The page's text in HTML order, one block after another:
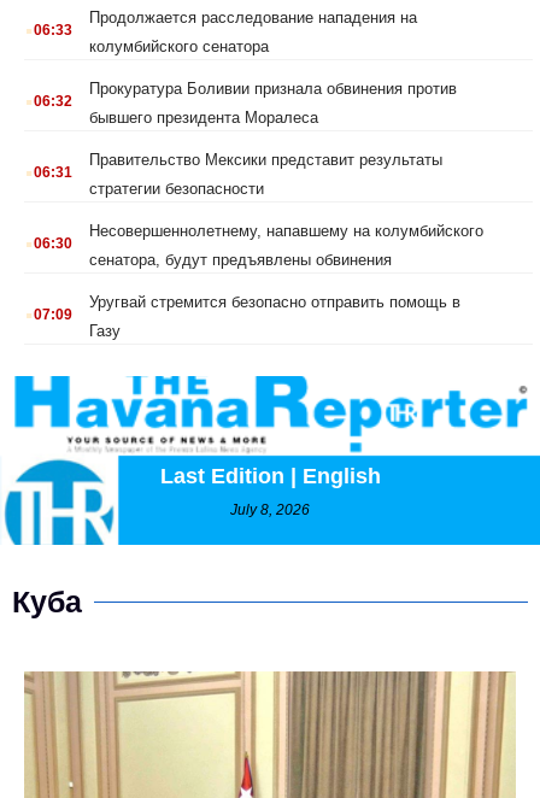
.06:33
Продолжается расследование нападения на
колумбийского сенатора
.06:32
Прокуратура Боливии признала обвинения против
бывшего президента Моралеса
.06:31
Правительство Мексики представит результаты
стратегии безопасности
.06:30
Несовершеннолетнему, напавшему на колумбийского
сенатора, будут предъявлены обвинения
.07:09
Уругвай стремится безопасно отправить помощь в
Газу
Last Edition | English
July 8, 2026
Куба